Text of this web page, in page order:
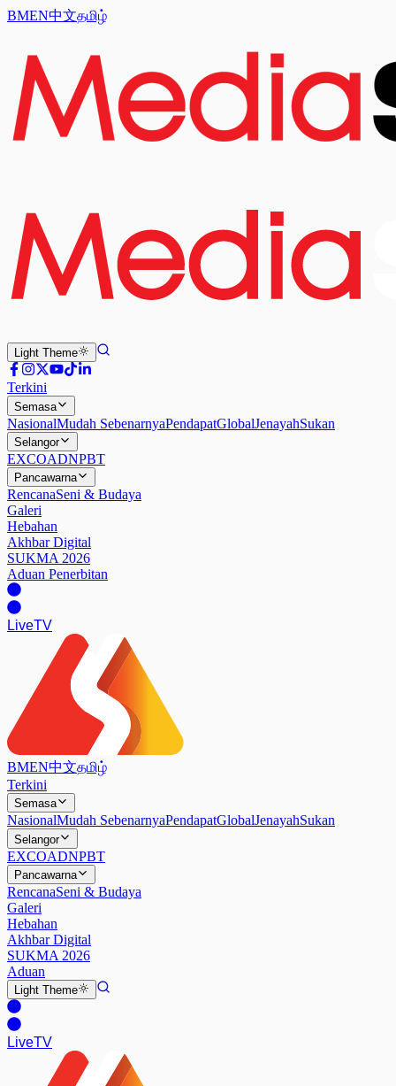
BMEN中文தமிழ்
Light Theme
Terkini
Semasa
NasionalMudah SebenarnyaPendapatGlobalJenayahSukan
Selangor
EXCOADNPBT
Pancawarna
RencanaSeni & Budaya
Galeri
Hebahan
Akhbar Digital
SUKMA 2026
Aduan Penerbitan
LiveTV
BMEN中文தமிழ்
Terkini
Semasa
NasionalMudah SebenarnyaPendapatGlobalJenayahSukan
Selangor
EXCOADNPBT
Pancawarna
RencanaSeni & Budaya
Galeri
Hebahan
Akhbar Digital
SUKMA 2026
Aduan
Light Theme
LiveTV